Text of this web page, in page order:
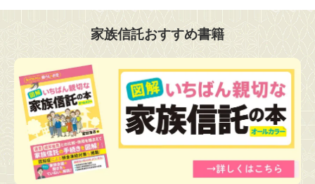
家族信託おすすめ書籍